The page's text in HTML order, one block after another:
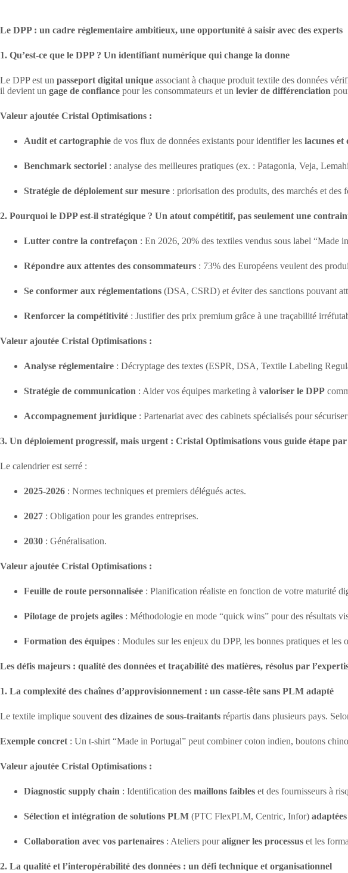
Le DPP : un cadre réglementaire ambitieux, une opportunité à saisir avec des experts
1. Qu’est-ce que le DPP ? Un identifiant numérique qui change la donne
Le DPP est un passeport digital unique associant à chaque produit textile des données
il devient un gage de confiance pour les consommateurs et un levier de différenciation
Valeur ajoutée Cristal Optimisations :
Audit et cartographie de vos flux de données existants pour identifier les lacunes et
Benchmark sectoriel : analyse des meilleures pratiques (ex. : Patagonia, Veja,
Stratégie de déploiement sur mesure : priorisation des produits, des marchés et
2. Pourquoi le DPP est-il stratégique ? Un atout compétitif, pas seulement une
Lutter contre la contrefaçon : En 2026, 20% des textiles vendus sous label “Made
Répondre aux attentes des consommateurs : 73% des Européens veulent des
Se conformer aux réglementations (DSA, CSRD) et éviter des sanctions pouvant
Renforcer la compétitivité : Justifier des prix premium grâce à une traçabilité
Valeur ajoutée Cristal Optimisations :
Analyse réglementaire : Décryptage des textes (ESPR, DSA, Textile Labeling
Stratégie de communication : Aider vos équipes marketing à valoriser le DPP
Accompagnement juridique : Partenariat avec des cabinets spécialisés pour
3. Un déploiement progressif, mais urgent : Cristal Optimisations vous guide étape par
Le calendrier est serré :
2025-2026 : Normes techniques et premiers délégués actes.
2027 : Obligation pour les grandes entreprises.
2030 : Généralisation.
Valeur ajoutée Cristal Optimisations :
Feuille de route personnalisée : Planification réaliste en fonction de votre maturité
Pilotage de projets agiles : Méthodologie en mode “quick wins” pour des résultats
Formation des équipes : Modules sur les enjeux du DPP, les bonnes pratiques et les
Les défis majeurs : qualité des données et traçabilité des matières, résolus par
1. La complexité des chaînes d’approvisionnement : un casse-tête sans PLM adapté
Le textile implique souvent des dizaines de sous-traitants répartis dans plusieurs pays.
Exemple concret : Un t-shirt “Made in Portugal” peut combiner coton indien, boutons
Valeur ajoutée Cristal Optimisations :
Diagnostic supply chain : Identification des maillons faibles et des fournisseurs à
Sélection et intégration de solutions PLM (PTC FlexPLM, Centric, Infor)
Collaboration avec vos partenaires : Ateliers pouraligner les processus et les
2. La qualité et l’interopérabilité des données : un défi technique et organisationnel